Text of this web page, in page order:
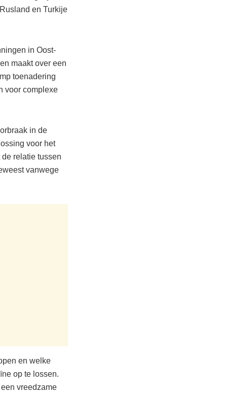
en Turkije
in Oost-
maakt over een
toenadering
voor complexe
in de
voor het
relatie tussen
vanwege
en welke
op te lossen.
vreedzame